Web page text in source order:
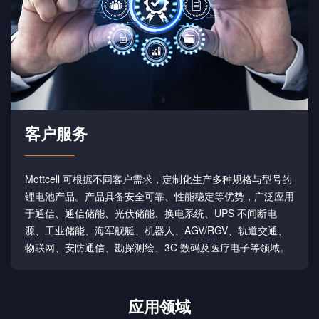
客户服务
Mottcell 可根据不同客户需求，定制化生产多种规格与型号的
锂电池产品。产品具备安全可靠、性能稳定等优势，广泛应用
于通信、通信储能、光伏储能、换电系统、UPS 不间断电
源、工业储能、海军舰艇、机器人、AGV/RGV、轨道交通、
物联网、安防通信、勘探测绘、3C 数码及医疗电子等领域。
应用领域